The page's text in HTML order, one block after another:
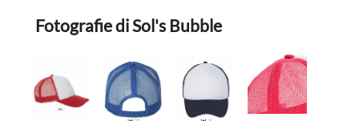
Fotografie di Sol's Bubble